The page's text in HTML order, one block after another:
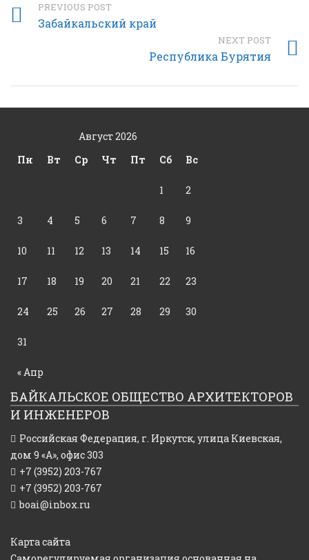
PREVIOUS POST
Забайкальский край
NEXT POST
Республика Бурятия
Август 2026
Пн
Вт Ср Чт Пт Сб Вс
« Апр
1 2
3 4 5 6 7 8 9
10 11 12 13 14 15 16
17 18 19 20 21 22 23
24 25 26 27 28 29 30
31
БАЙКАЛЬСКОЕ ОБЩЕСТВО АРХИТЕКТОРОВ
И ИНЖЕНЕРОВ
Российская Федерация, г. Иркутск, улица Киевская,
дом 9 «А», офис 303
+7 (3952) 203-767
+7 (3952) 203-767
boai@inbox.ru
Карта сайта